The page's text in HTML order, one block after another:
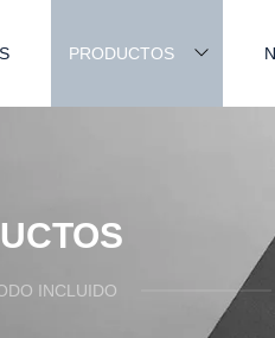
PRODUCTOS
INCLUIDO